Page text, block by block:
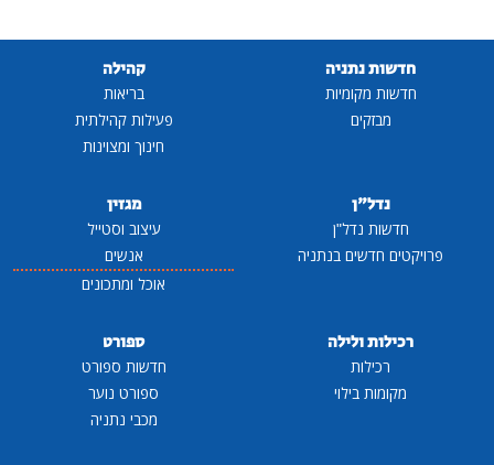
חדשות נתניה
חדשות מקומיות
מבזקים
קהילה
בריאות
פעילות קהילתית
חינוך ומצוינות
נדל"ן
חדשות נדל"ן
פרויקטים חדשים בנתניה
מגזין
עיצוב וסטייל
אנשים
אוכל ומתכונים
רכילות ולילה
רכילות
מקומות בילוי
ספורט
חדשות ספורט
ספורט נוער
מכבי נתניה